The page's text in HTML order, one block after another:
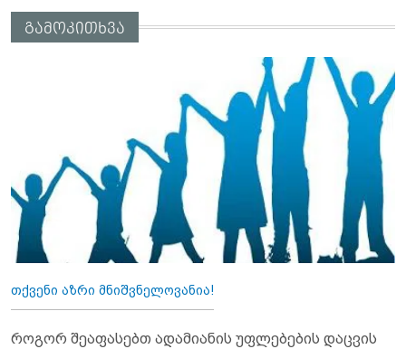
გამოკითხვა
თქვენი აზრი მნიშვნელოვანია!
როგორ შეაფასებთ ადამიანის უფლებების დაცვის